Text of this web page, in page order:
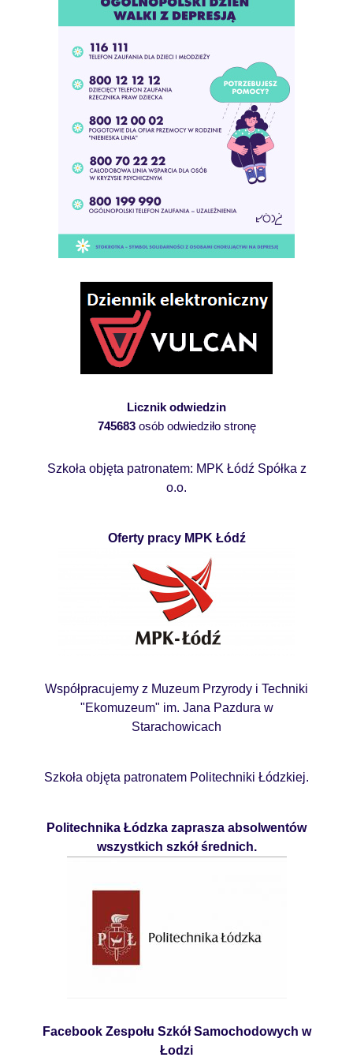
Licznik odwiedzin
745683osób odwiedziło stronę
Szkoła objęta patronatem: MPK Łódź Spółka z
o.o.
Oferty pracy MPK Łódź
Współpracujemy z Muzeum Przyrody i Techniki
"Ekomuzeum" im. Jana Pazdura w
Starachowicach
Szkoła objęta patronatem Politechniki Łódzkiej.
Politechnika Łódzka zaprasza absolwentów
wszystkich szkół średnich.
Facebook Zespołu Szkół Samochodowych w
Łodzi